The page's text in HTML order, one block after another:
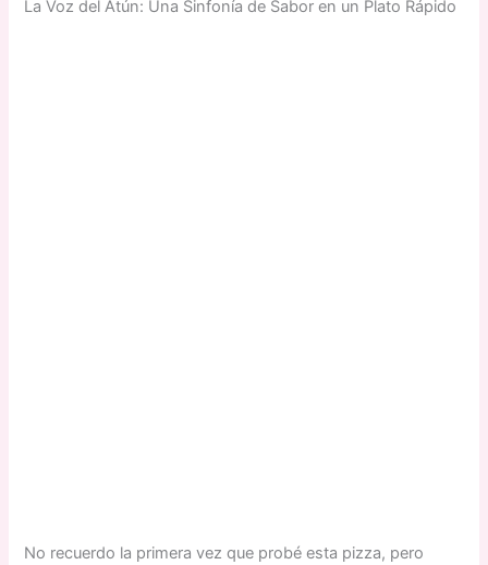
La Voz del Atún: Una Sinfonía de Sabor en un Plato Rápido
No recuerdo la primera vez que probé esta pizza, pero